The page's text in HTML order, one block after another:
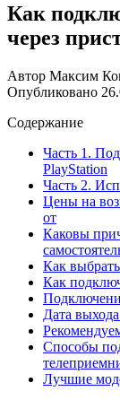
Как
через
Автор Максим
Опубликовано
Содержание
Часть 1.
PlayStation
Часть 2.
Цены на
от
Каковы
Как
Как
Дата
Способы
Лучшие